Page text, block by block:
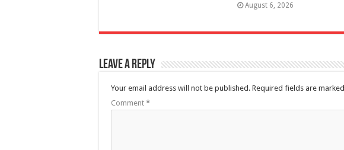
August 6, 2026
Leave a Reply
Your email address will not be published. Required fields are marked
Comment *